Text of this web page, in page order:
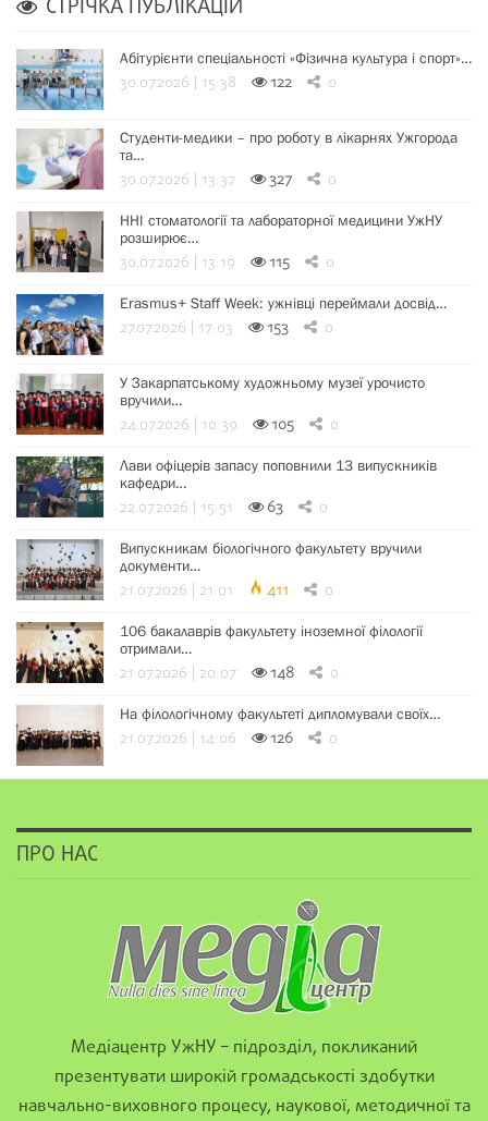
СТРІЧКА ПУБЛІКАЦІЙ
Абітурієнти спеціальності «Фізична культура і спорт»…
30.07.2026 | 15:38 122 0
Студенти-медики – про роботу в лікарнях Ужгорода
та…
30.07.2026 | 13:37 327 0
ННІ стоматології та лабораторної медицини УжНУ
розширює…
30.07.2026 | 13:19 115 0
Erasmus+ Staff Week: ужнівці переймали досвід…
27.07.2026 | 17:03 153 0
У Закарпатському художньому музеї урочисто
вручили…
24.07.2026 | 10:39 105 0
Лави офіцерів запасу поповнили 13 випускників
кафедри…
22.07.2026 | 15:51 63 0
Випускникам біологічного факультету вручили
документи…
21.07.2026 | 21:01 411 0
106 бакалаврів факультету іноземної філології
отримали…
21.07.2026 | 20:07 148 0
На філологічному факультеті дипломували своїх…
21.07.2026 | 14:06 126 0
ПРО НАС
Медіацентр УжНУ – підрозділ, покликаний
презентувати широкій громадськості здобутки
навчально-виховного процесу, наукової, методичної та